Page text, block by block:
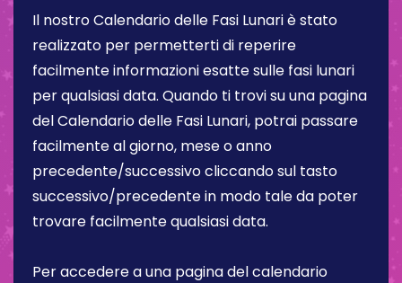
Il nostro Calendario delle Fasi Lunari è stato
realizzato per permetterti di reperire
facilmente informazioni esatte sulle fasi lunari
per qualsiasi data. Quando ti trovi su una pagina
del Calendario delle Fasi Lunari, potrai passare
facilmente al giorno, mese o anno
precedente/successivo cliccando sul tasto
successivo/precedente in modo tale da poter
trovare facilmente qualsiasi data.
Per accedere a una pagina del calendario